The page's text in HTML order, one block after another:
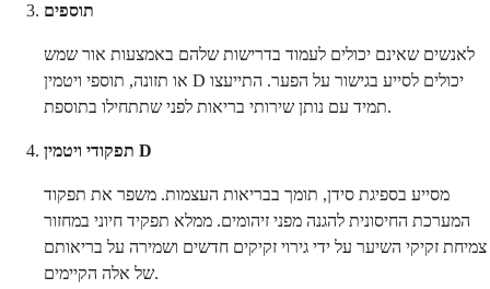
תוספים
לאנשים שאינם יכולים לעמוד בדרישות שלהם באמצעות אור שמש
או תזונה, תוספי ויטמין D יכולים לסייע בגישור על הפער. התייעצו
תמיד עם נותן שירותי בריאות לפני שתתחילו בתוספת.
תפקודי ויטמין D
מסייע בספיגת סידן, תומך בבריאות העצמות. משפר את תפקוד
המערכת החיסונית להגנה מפני זיהומים. ממלא תפקיד חיוני במחזור
צמיחת זקיקי השיער על ידי גירוי זקיקים חדשים ושמירה על בריאותם
של אלה הקיימים.